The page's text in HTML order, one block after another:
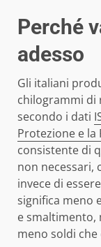
Perché
adesso
Gli italiani
chilogrammi di
secondo i dati
Protezione e la
consistente di
non necessari,
invece di
significa meno
e smaltimento,
meno soldi